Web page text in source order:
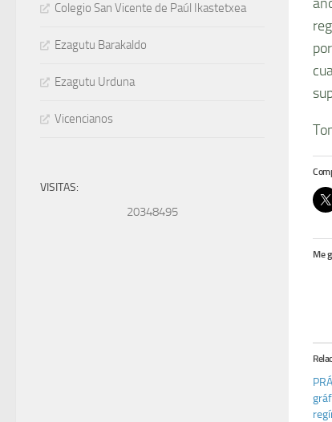
Me
Colegio San Vicente de Paúl Ikastetxea
Ezagutu Barakaldo
Ezagutu Urduna
Vicencianos
VISITAS:
20348495